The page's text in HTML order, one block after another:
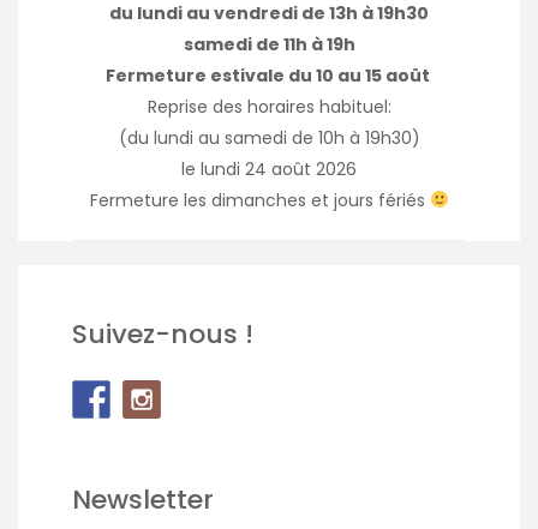
du lundi au vendredi de 13h à 19h30
samedi de 11h à 19h
Fermeture estivale du 10 au 15 août
Reprise des horaires habituel:
(du lundi au samedi de 10h à 19h30)
le lundi 24 août 2026
Fermeture les dimanches et jours fériés
Suivez-nous !
Newsletter